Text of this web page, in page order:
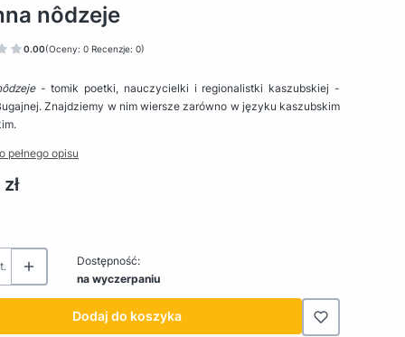
nôdzeje
0.00(Oceny: 0 Recenzje: 0)
- tomik poetki, nauczycielki i regionalistki kaszubskiej -
Znajdziemy w nim wiersze zarówno w języku kaszubskim
pełnego opisu
Dostępność:
na wyczerpaniu
Dodaj do koszyka